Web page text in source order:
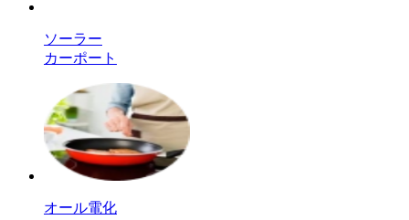
ソーラー
カーポート
オール電化